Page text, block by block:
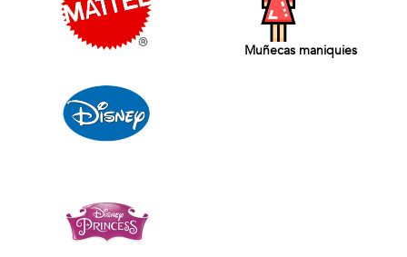
Muñecas maniquies